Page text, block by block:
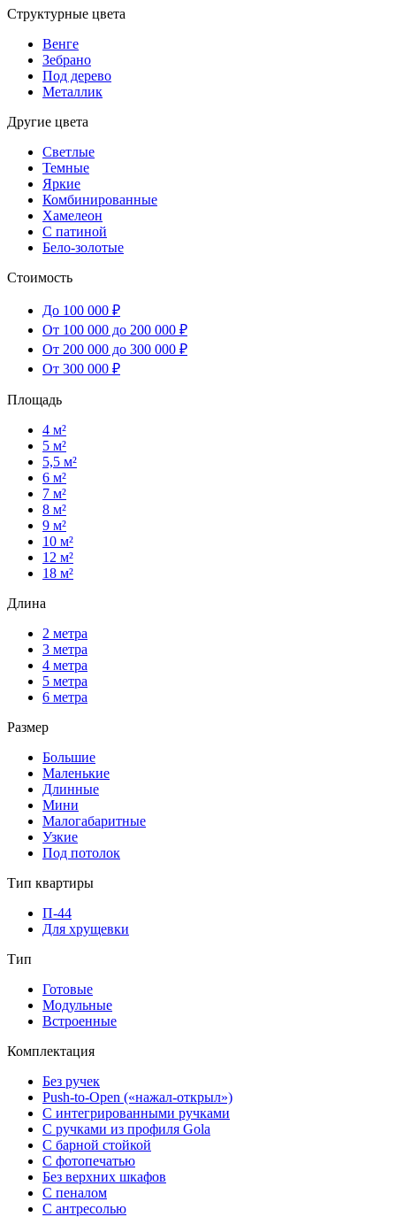
Структурные цвета
Венге
Зебрано
Под дерево
Металлик
Другие цвета
Светлые
Темные
Яркие
Комбинированные
Хамелеон
С патиной
Бело-золотые
Стоимость
До 100 000 ₽
От 100 000 до 200 000 ₽
От 200 000 до 300 000 ₽
От 300 000 ₽
Площадь
4 м²
5 м²
5,5 м²
6 м²
7 м²
8 м²
9 м²
10 м²
12 м²
18 м²
Длина
2 метра
3 метра
4 метра
5 метра
6 метра
Размер
Большие
Маленькие
Длинные
Мини
Малогабаритные
Узкие
Под потолок
Тип квартиры
П-44
Для хрущевки
Тип
Готовые
Модульные
Встроенные
Комплектация
Без ручек
Push-to-Open («нажал-открыл»)
С интегрированными ручками
С ручками из профиля Gola
С барной стойкой
С фотопечатью
Без верхних шкафов
С пеналом
С антресолью